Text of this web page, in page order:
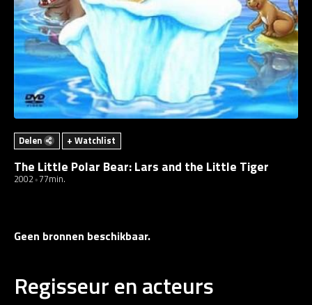
Delen + Watchlist
The Little Polar Bear: Lars and the Little Tiger
2002 77min.
Geen bronnen beschikbaar.
Regisseur en acteurs